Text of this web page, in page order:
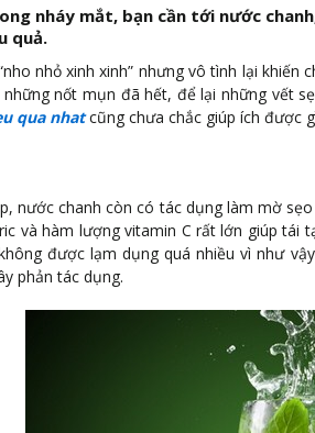
nháy mắt, bạn cần tới nước
quả.
nhỏ xinh xinh” nhưng vô tình lại
nốt mụn đã hết, để lại những vết
qua nhatcũng chưa chắc giúp ích được
nước chanh còn có tác dụng làm mờ
và hàm lượng vitamin C rất lớn giúp
được lạm dụng quá nhiều vì như
phản tác dụng.